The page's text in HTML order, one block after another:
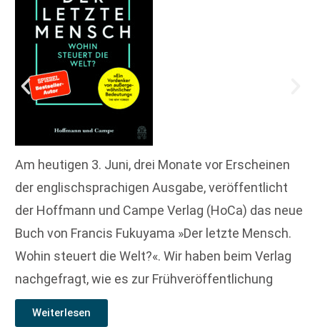
Am heutigen 3. Juni, drei Monate vor Erscheinen
der englischsprachigen Ausgabe, veröffentlicht
der Hoffmann und Campe Verlag (HoCa) das neue
Buch von Francis Fukuyama »Der letzte Mensch.
Wohin steuert die Welt?«. Wir haben beim Verlag
nachgefragt, wie es zur Frühveröffentlichung
Weiterlesen